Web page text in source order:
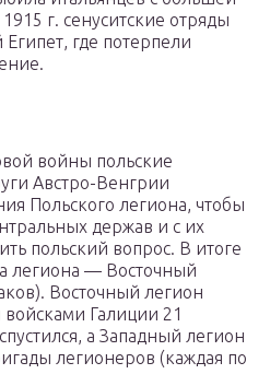
г. сенуситские отряды
где потерпели
войны польские
Австро-Венгрии
Польского легиона, чтобы
держав и с их
польский вопрос. В итоге
легиона — Восточный
Восточный легион
войсками Галиции 21
а Западный легион
легионеров (каждая по